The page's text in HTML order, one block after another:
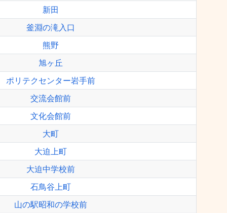
新田
釜淵の滝入口
熊野
旭ヶ丘
ポリテクセンター岩手前
交流会館前
文化会館前
大町
大迫上町
大迫中学校前
石鳥谷上町
山の駅昭和の学校前